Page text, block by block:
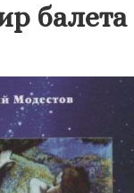
балета